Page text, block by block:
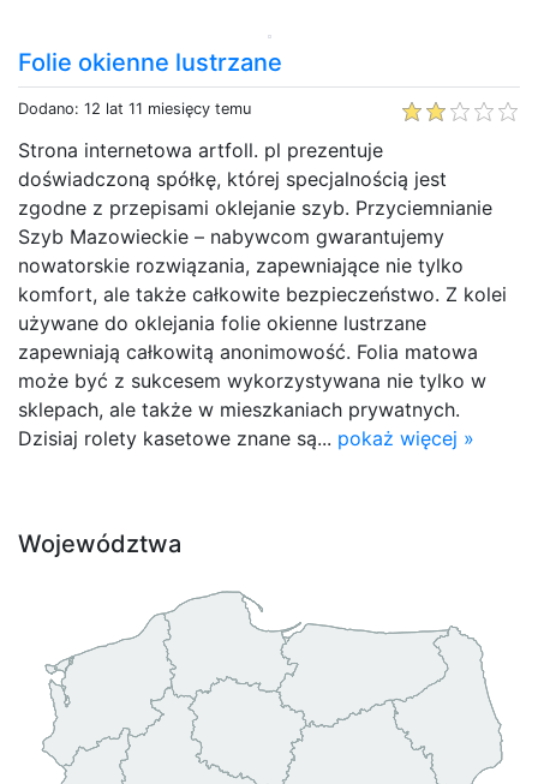
Folie okienne lustrzane
Dodano: 12 lat 11 miesięcy temu
Strona internetowa artfoll. pl prezentuje
doświadczoną spółkę, której specjalnością jest
zgodne z przepisami oklejanie szyb. Przyciemnianie
Szyb Mazowieckie – nabywcom gwarantujemy
nowatorskie rozwiązania, zapewniające nie tylko
komfort, ale także całkowite bezpieczeństwo. Z kolei
używane do oklejania folie okienne lustrzane
zapewniają całkowitą anonimowość. Folia matowa
może być z sukcesem wykorzystywana nie tylko w
sklepach, ale także w mieszkaniach prywatnych.
Dzisiaj rolety kasetowe znane są... pokaż więcej »
Województwa